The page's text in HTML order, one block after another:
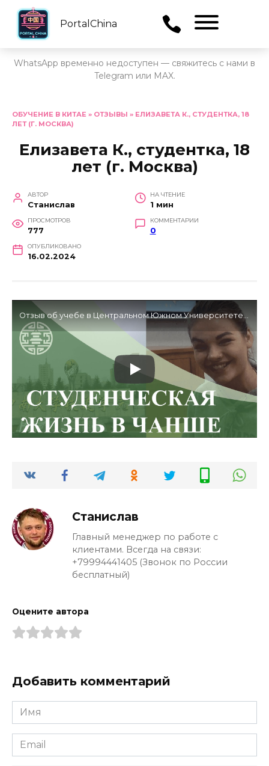
PortalChina
WhatsApp временно недоступен — свяжитесь с нами в
Telegram или MAX.
содержанию
ОБУЧЕНИЕ В КИТАЕ » ОТЗЫВЫ » ЕЛИЗАВЕТА К., СТУДЕНТКА, 18
ЛЕТ (Г. МОСКВА)
Елизавета К., студентка, 18
лет (г. Москва)
АВТОР
Станислав
НА ЧТЕНИЕ
1 мин
ПРОСМОТРОВ
777
КОММЕНТАРИИ
0
ОПУБЛИКОВАНО
16.02.2024
Отзыв об учебе в Центральном Южном Университете по гранту
Станислав
Главный менеджер по работе с
клиентами. Всегда на связи:
+79994441405 (Звонок по России
бесплатный)
Оцените автора
Добавить комментарий
Имя
*
Email
*